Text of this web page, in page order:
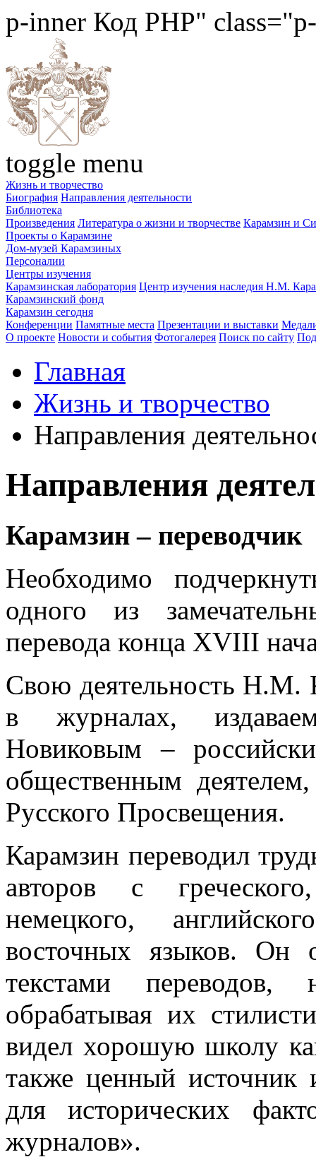
p-inner Код PHP"
toggle menu
Жизнь и творчество
Биография Направления деятельности
Библиотека
Произведения Литература о жизни и творчестве Карамзин и
Проекты о Карамзине
Дом-музей Карамзиных
Персоналии
Центры изучения
Карамзинская лаборатория Центр изучения наследия Н.М.
Карамзинский фонд
Карамзин сегодня
Конференции Памятные места Презентации и выставки
О проекте Новости и события Фотогалерея Поиск по сайту
Главная
Жизнь и творчество
Направления
Направления
Карамзин – переводчик
Необходимо
одного из
перевода конца ХVIII
Свою деятельность Н.М.
в журналах,
Новиковым –
общественным
Русского Просвещения.
Карамзин переводил
авторов с
немецкого,
восточных языков. Он
текстами переводов,
обрабатывая их
видел хорошую школу
также ценный источник
для исторических
журналов».